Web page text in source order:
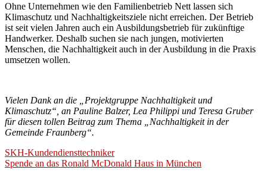
Ohne Unternehmen wie den Familienbetrieb Nett lassen sich
Klimaschutz und Nachhaltigkeitsziele nicht erreichen. Der Betrieb
ist seit vielen Jahren auch ein Ausbildungsbetrieb für zukünftige
Handwerker. Deshalb suchen sie nach jungen, motivierten
Menschen, die Nachhaltigkeit auch in der Ausbildung in die Praxis
umsetzen wollen.
Vielen Dank an die „Projektgruppe Nachhaltigkeit und
Klimaschutz“, an Pauline Balzer, Lea Philippi und Teresa Gruber
für diesen tollen Beitrag zum Thema „Nachhaltigkeit in der
Gemeinde Fraunberg“.
Beitragsnavigation
SKH-Kundendiensttechniker
Spende an das Ronald McDonald Haus in München